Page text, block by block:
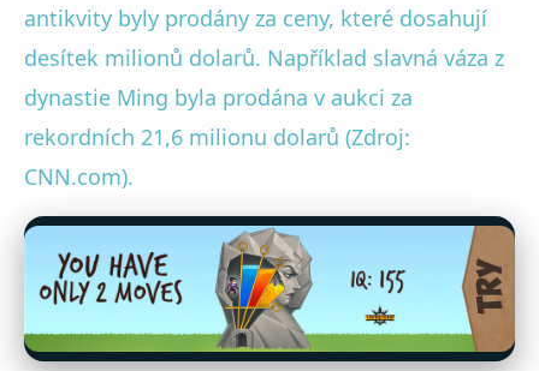
antikvity byly prodány za ceny, které dosahují
desítek milionů dolarů. Například slavná váza z
dynastie Ming byla prodána v aukci za
rekordních 21,6 milionu dolarů (Zdroj:
CNN.com).